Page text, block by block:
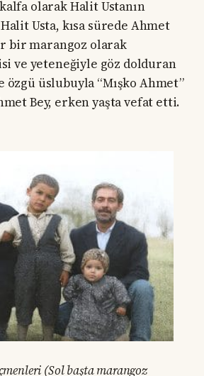
olarak Halit Ustanın
Usta, kısa sürede Ahmet
bir marangoz olarak
ve yeteneğiyle göz dolduran
özgü üslubuyla “Mışko Ahmet”
Bey, erken yaşta vefat etti.
(Sol başta marangoz